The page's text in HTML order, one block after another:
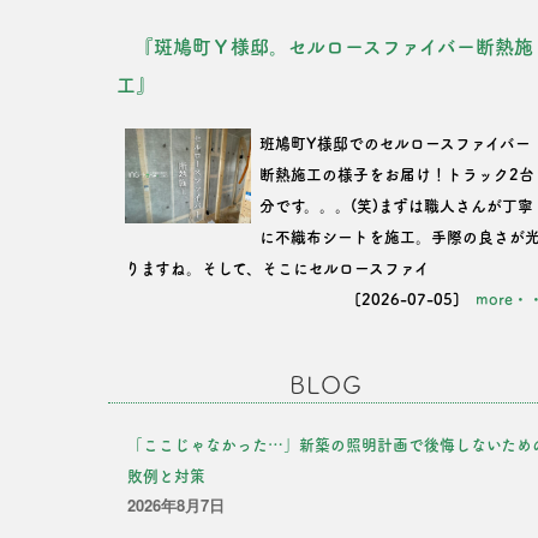
『斑鳩町Ｙ様邸。セルロースファイバー断熱施
工』
班鳩町Y様邸でのセルロースファイバー
断熱施工の様子をお届け！トラック2台
分です。。。(笑)まずは職人さんが丁寧
に不織布シートを施工。手際の良さが光
りますね。そして、そこにセルロースファイ
[2026-07-05] more・・
BLOG
「ここじゃなかった…」新築の照明計画で後悔しないため
敗例と対策
2026年8月7日